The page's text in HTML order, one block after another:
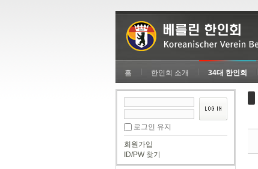
홈 한인회 소개 34대 한인회
로그인 유지
회원가입
ID/PW 찾기
Sketchbook5, 스케치북5
Sketchbook5, 스케치북5
Sketchbook5, 스케치북5